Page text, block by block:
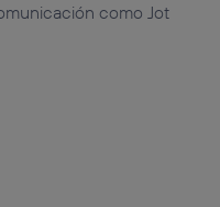
como Jot